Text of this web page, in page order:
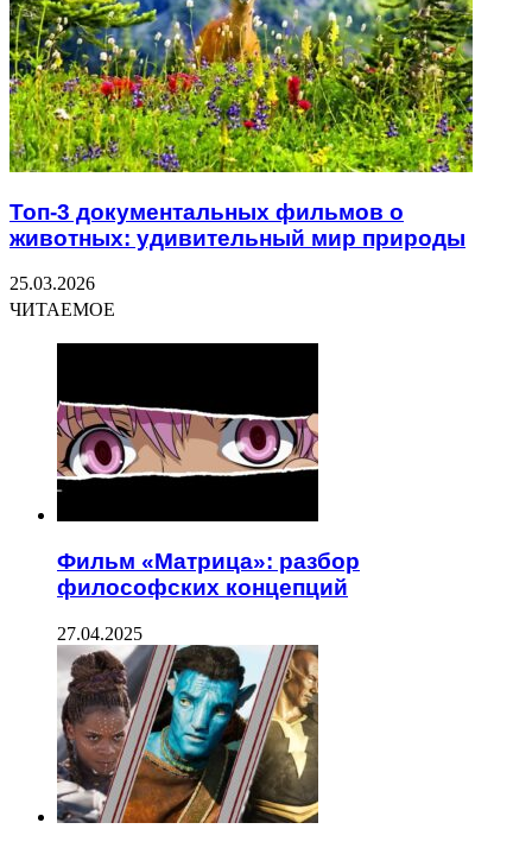
Топ-3 документальных фильмов о
животных: удивительный мир природы
25.03.2026
ЧИТАЕМОЕ
Фильм «Матрица»: разбор
философских концепций
27.04.2025